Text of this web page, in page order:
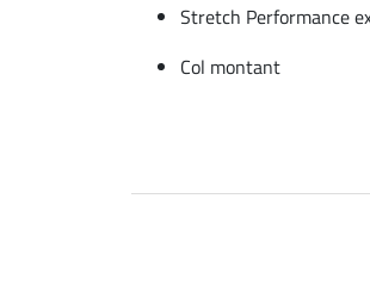
Stretch Performance
Col montant